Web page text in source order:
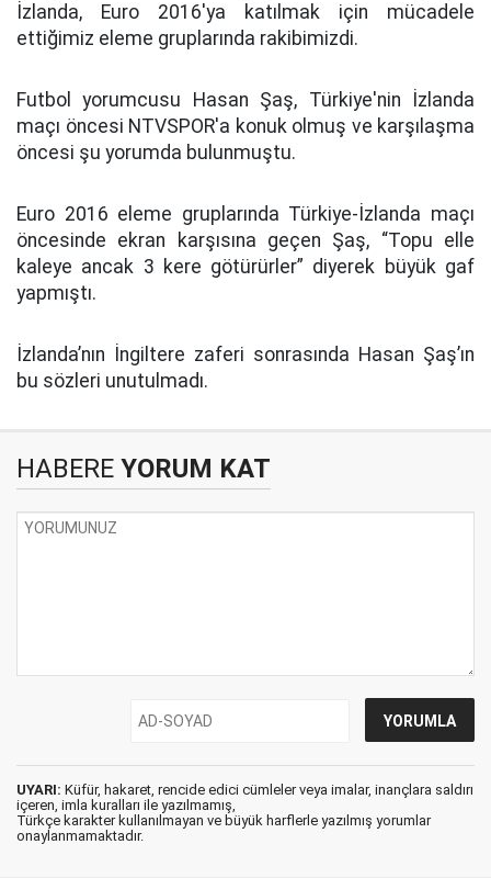
İzlanda, Euro 2016'ya katılmak için mücadele
ettiğimiz eleme gruplarında rakibimizdi.
Futbol yorumcusu Hasan Şaş, Türkiye'nin İzlanda
maçı öncesi NTVSPOR'a konuk olmuş ve karşılaşma
öncesi şu yorumda bulunmuştu.
Euro 2016 eleme gruplarında Türkiye-İzlanda maçı
öncesinde ekran karşısına geçen Şaş, “Topu elle
kaleye ancak 3 kere götürürler” diyerek büyük gaf
yapmıştı.
İzlanda’nın İngiltere zaferi sonrasında Hasan Şaş’ın
bu sözleri unutulmadı.
HABERE YORUM KAT
UYARI: Küfür, hakaret, rencide edici cümleler veya imalar, inançlara saldırı
içeren, imla kuralları ile yazılmamış,
Türkçe karakter kullanılmayan ve büyük harflerle yazılmış yorumlar
onaylanmamaktadır.